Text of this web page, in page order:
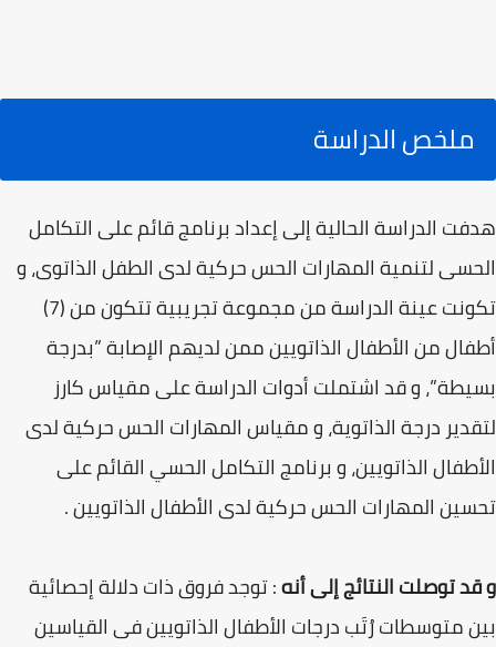
ملخص الدراسة
هدفت الدراسة الحالية إلى إعداد برنامج قائم على التكامل
الحسى لتنمية المهارات الحس حركية لدى الطفل الذاتوى، و
تكونت عينة الدراسة من مجموعة تجريبية تتكون من (7)
أطفال من الأطفال الذاتويين ممن لديهم الإصابة ”بدرجة
بسيطة”، و قد اشتملت أدوات الدراسة على مقياس كارز
لتقدير درجة الذاتوية، و مقياس المهارات الحس حركية لدى
الأطفال الذاتويين، و برنامج التكامل الحسي القائم على
تحسين المهارات الحس حركية لدى الأطفال الذاتويين .
و قد توصلت النتائج إلى أنه: توجد فروق ذات دلالة إحصائية
بين متوسطات رُتَب درجات الأطفال الذاتويين فى القياسين